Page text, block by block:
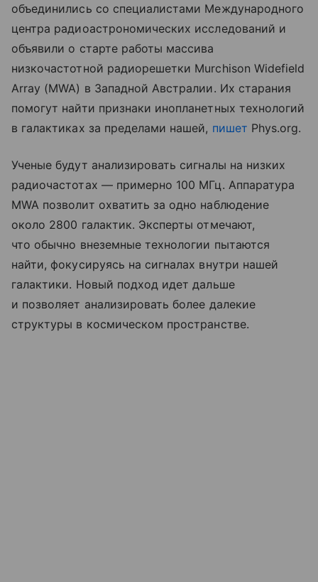
объединились со специалистами Международного
центра радиоастрономических исследований и
объявили о старте работы массива
низкочастотной радиорешетки Murchison Widefield
Array (MWA) в Западной Австралии. Их старания
помогут найти признаки инопланетных технологий
в галактиках за пределами нашей, пишет Phys.org.
Ученые будут анализировать сигналы на низких
радиочастотах — примерно 100 МГц. Аппаратура
MWA позволит охватить за одно наблюдение
около 2800 галактик. Эксперты отмечают,
что обычно внеземные технологии пытаются
найти, фокусируясь на сигналах внутри нашей
галактики. Новый подход идет дальше
и позволяет анализировать более далекие
структуры в космическом пространстве.